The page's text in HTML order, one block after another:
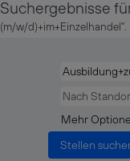
Suchergebnisse
(m/w/d)+im+Einzelhandel".
Mehr